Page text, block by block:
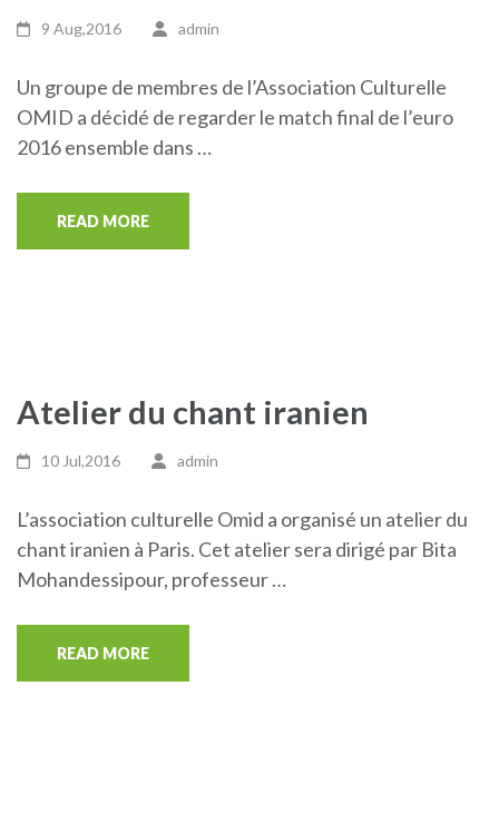
9 Aug,2016 admin
Un groupe de membres de l’Association Culturelle
OMID a décidé de regarder le match final de l’euro
2016 ensemble dans …
READ MORE
Atelier du chant iranien
10 Jul,2016 admin
L’association culturelle Omid a organisé un atelier du
chant iranien à Paris. Cet atelier sera dirigé par Bita
Mohandessipour, professeur …
READ MORE